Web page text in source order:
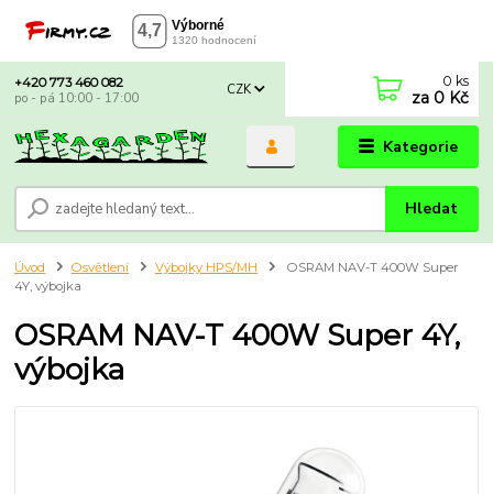
Kategorie
CZK
Hledat
+420 773 460 082
po - pá 10:00 - 17:00
0 ks
za 0 Kč
Úvod Osvětlení Výbojky HPS/MH
OSRAM NAV-T 400W Super
4Y, výbojka
OSRAM NAV-T 400W Super 4Y,
výbojka